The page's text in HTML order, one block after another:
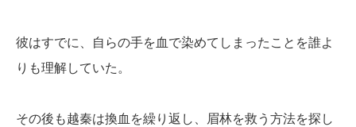
彼はすでに、自らの手を血で染めてしまったことを誰よ
りも理解していた。
その後も越秦は換血を繰り返し、眉林を救う方法を探し